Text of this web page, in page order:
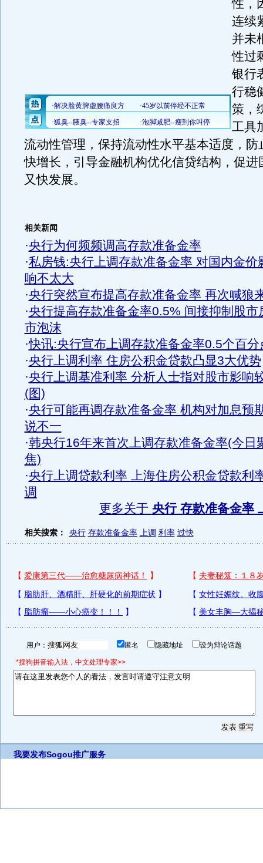
性，
连续
并未
性过
银行
行稳
策，
工具
流动性管理，保持流动性水平基本适度，防
快增长，引导金融机构优化信贷结构，促进
又快发展。
相关新闻
·央行为何频频调高存款准备金率
·私房钱:央行上调存款准备金率 对国内金价
响不太大
·央行突然宣布提高存款准备金率 再次喊狼
·央行提高存款准备金率0.5% 间接抑制股市
市泡沫
·快讯:央行宣布上调存款准备金率0.5个百分
·央行上调利率 住房公积金贷款凸显3大优势
·央行上调基准利率 分析人士指对股市影响
(图)
·央行可能再调存款准备金率 机构对加息预
说不一
·韩央行16年来首次上调存款准备金率(今日
焦)
·央行上调贷款利率 上海住房公积金贷款利
调
更多关于 央行 存款准备金率
相关搜索： 央行 存款准备金率 上调 利率 过快
用户： 匿名 隐藏地址 设为辩论话题
*搜狗拼音输入法，中文处理专家>>
我要发布Sogou推广服务